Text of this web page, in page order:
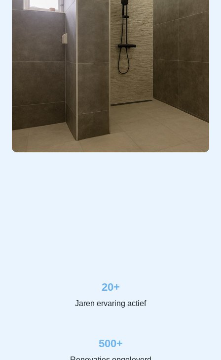
20+
Jaren ervaring actief
500+